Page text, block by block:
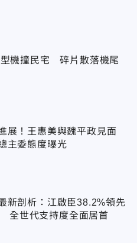
機撞民宅 碎片散落機尾
展！王惠美與魏平政見面
主委態度曝光
新剖析：江啟臣38.2%領先
世代支持度全面居首